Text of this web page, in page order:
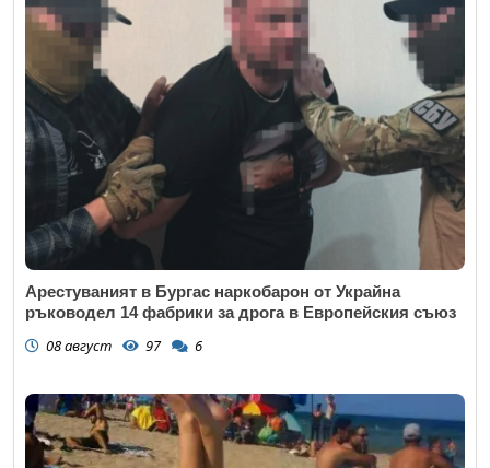
Арестуваният в Бургас наркобарон от Украйна
ръководел 14 фабрики за дрога в Европейския съюз
08 август 97 6